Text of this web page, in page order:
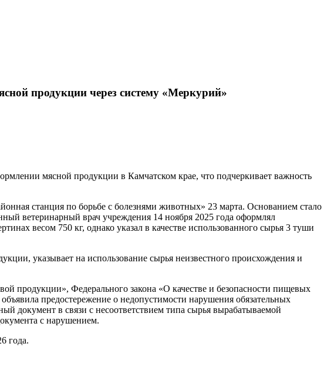
продукции через систему «Меркурий»
мясной продукции в Камчатском крае, что подчеркивает важность
станция по борьбе с болезнями животных» 23 марта. Основанием стало
ветеринарный врач учреждения 14 ноября 2025 года оформлял
весом 750 кг, однако указал в качестве использованного сырья 3 туши
указывает на использование сырья неизвестного происхождения и
продукции», Федерального закона «О качестве и безопасности пищевых
предостережение о недопустимости нарушения обязательных
документ в связи с несоответствием типа сырья вырабатываемой
с нарушением.
года.